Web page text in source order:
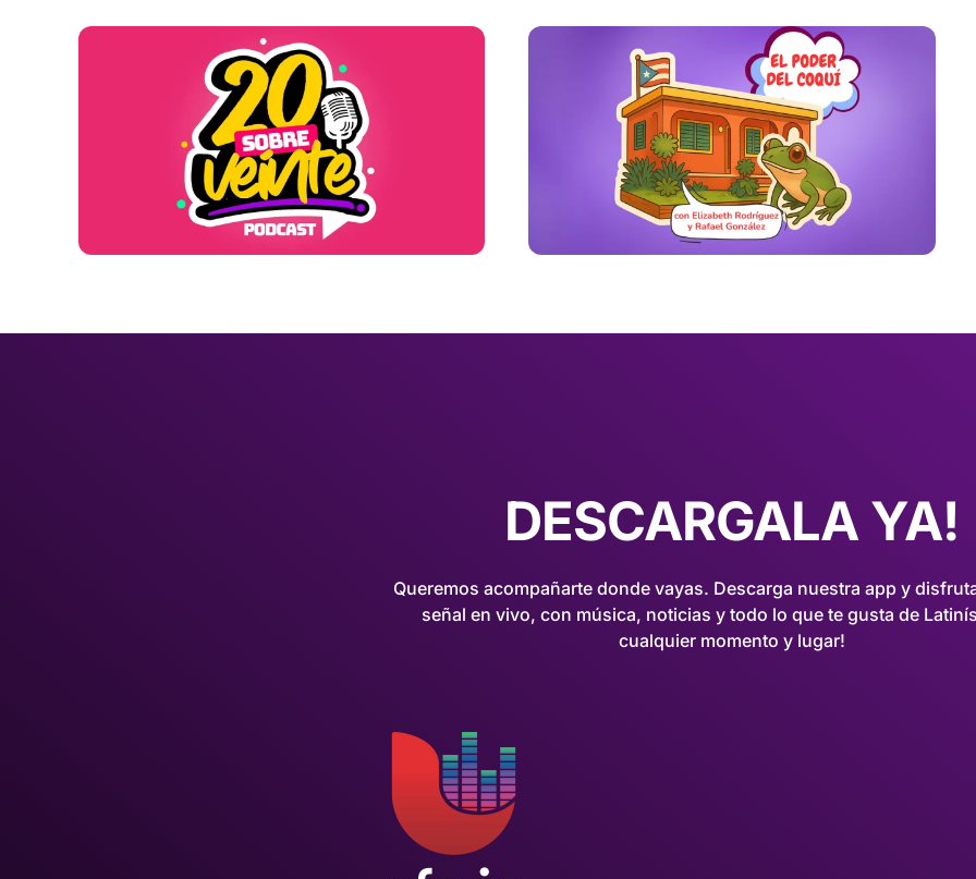
DESCARGALA YA!
Queremos acompañarte donde vayas. Descarga nuestra app y
señal en vivo, con música, noticias y todo lo que te gusta de
cualquier momento y lugar!